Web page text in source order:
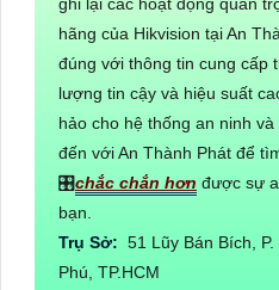
hãng của Hikvision tại An
đúng với thông tin cung cấp
lượng tin cậy và hiệu suất
hảo cho hệ thống an ninh
đến với An Thành Phát để
🎛chắc chắn hơn được sự
bạn.
Trụ Sở: 51 Lũy Bán Bích,
Phú, TP.HCM